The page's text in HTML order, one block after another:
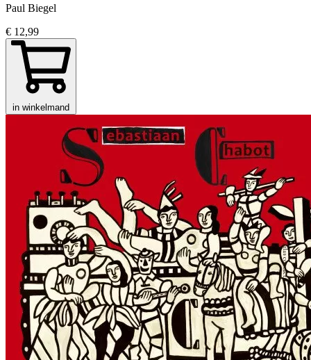
Paul Biegel
€ 12,99
in winkelmand